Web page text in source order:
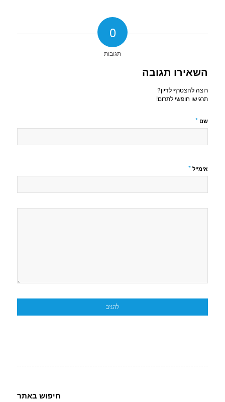
0
תגובות
השאירו תגובה
רוצה להצטרף לדיון?
תרגישו חופשי לתרום!
שם *
אימייל *
חיפוש באתר